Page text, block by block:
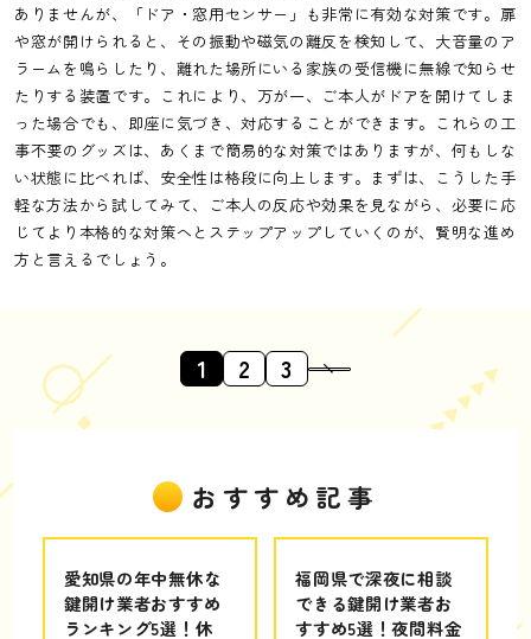
ありませんが、「ドア・窓用センサー」も非常に有効な対策です。扉
や窓が開けられると、その振動や磁気の離反を検知して、大音量のア
ラームを鳴らしたり、離れた場所にいる家族の受信機に無線で知らせ
たりする装置です。これにより、万が一、ご本人がドアを開けてしま
った場合でも、即座に気づき、対応することができます。これらの工
事不要のグッズは、あくまで簡易的な対策ではありますが、何もしな
い状態に比べれば、安全性は格段に向上します。まずは、こうした手
軽な方法から試してみて、ご本人の反応や効果を見ながら、必要に応
じてより本格的な対策へとステップアップしていくのが、賢明な進め
方と言えるでしょう。
1 2 3
おすすめ記事
愛知県の年中無休な
鍵開け業者おすすめ
ランキング5選！休
福岡県で深夜に相談
できる鍵開け業者お
すすめ5選！夜間料金